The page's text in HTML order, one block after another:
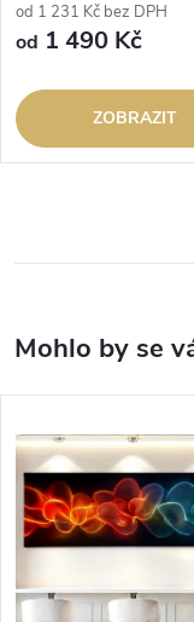
od 1 231 Kč bez DPH
od 1 490 Kč
ZOBRAZIT